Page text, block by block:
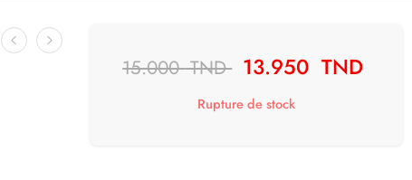
15.000TND 13.950 TND
Rupture de stock